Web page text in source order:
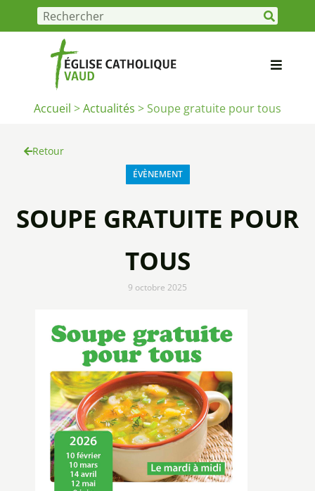
Accueil >Actualités >Soupe gratuite pour tous
Retour
ÉVÈNEMENT
SOUPE GRATUITE POUR
TOUS
9 octobre 2025